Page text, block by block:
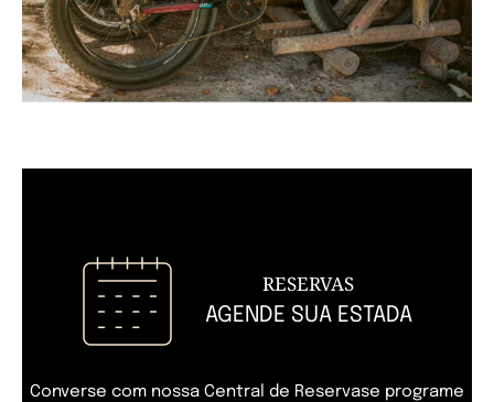
RESERVAS
AGENDE SUA ESTADA
Converse com nossa Central de Reservase programe